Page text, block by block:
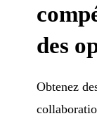
des
Obtenez